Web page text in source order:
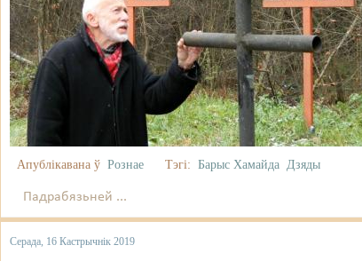
Апублікавана ў Рознае Тэгі: Барыс Хамайда Дзяды
Падрабязьней ...
Серада, 16 Кастрычнік 2019